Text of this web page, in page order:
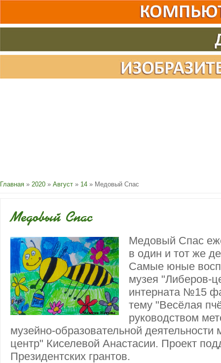
Главная » 2020 » Август » 14 » Медовый Спас
Медовый Спас
Медовый Спас
в один и тот же
Самые юные
музея "Либеров-
интерната №15
тему "Весёлая
руководством
музейно-образовательной деятельности
центр" Киселевой Анастасии. Проект
Президентских грантов.